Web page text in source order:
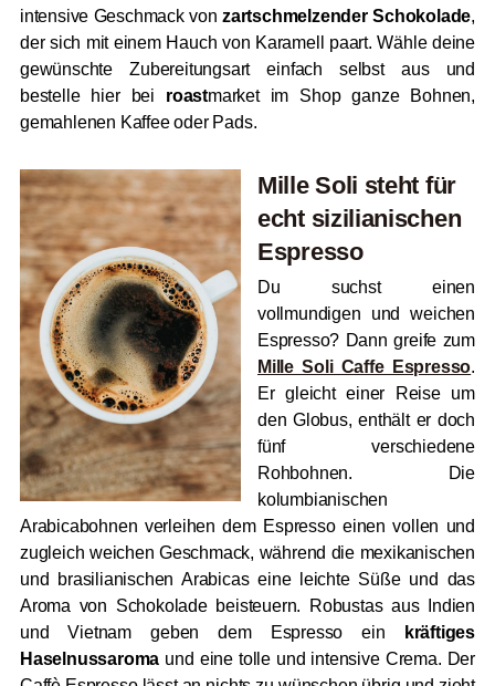
intensive Geschmack von zartschmelzender Schokolade,
der sich mit einem Hauch von Karamell paart. Wähle deine
gewünschte Zubereitungsart einfach selbst aus und
bestelle hier bei roastmarket im Shop ganze Bohnen,
gemahlenen Kaffee oder Pads.
Mille Soli steht für
echt sizilianischen
Espresso
Du suchst einen
vollmundigen und weichen
Espresso? Dann greife zum
Mille Soli Caffe Espresso.
Er gleicht einer Reise um
den Globus, enthält er doch
fünf verschiedene
Rohbohnen. Die
kolumbianischen
Arabicabohnen verleihen dem Espresso einen vollen und
zugleich weichen Geschmack, während die mexikanischen
und brasilianischen Arabicas eine leichte Süße und das
Aroma von Schokolade beisteuern. Robustas aus Indien
und Vietnam geben dem Espresso ein
kräftiges
Haselnussaroma und eine tolle und intensive Crema. Der